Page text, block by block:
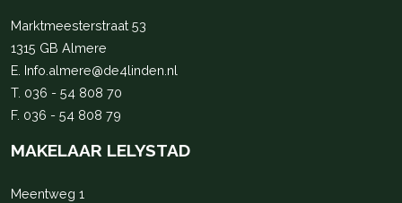
Marktmeesterstraat 53
1315 GB Almere
E. Info.almere@de4linden.nl
T. 036 - 54 808 70
F. 036 - 54 808 79
MAKELAAR LELYSTAD
Meentweg 1